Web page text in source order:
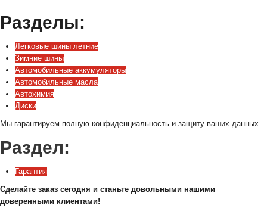
Разделы:
Легковые шины летние
Зимние шины
Автомобильные аккумуляторы
Автомобильные масла
Автохимия
Диски
Мы гарантируем полную конфиденциальность и защиту ваших данных.
Раздел:
Гарантия
Сделайте заказ сегодня и станьте довольными нашими
доверенными клиентами!